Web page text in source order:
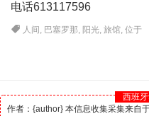
电话613117596
人间 , 巴塞罗那, 阳光,旅馆,位于
西班
作者：{author} 本信息收集采集来自